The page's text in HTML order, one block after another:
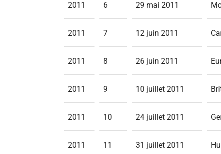
2011 6 29 mai 2011
2011 7 12 juin 2011
2011 8 26 juin 2011
2011 9 10 juillet 2011
2011 10 24 juillet 2011
2011 11 31 juillet 2011